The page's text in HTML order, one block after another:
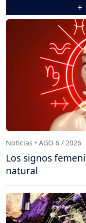
+
Noticias • AGO 6 / 2026
Los signos
natural